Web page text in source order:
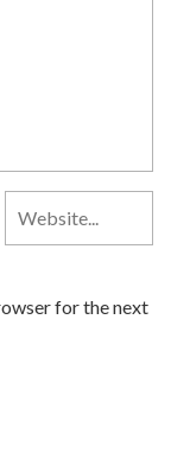
for the next